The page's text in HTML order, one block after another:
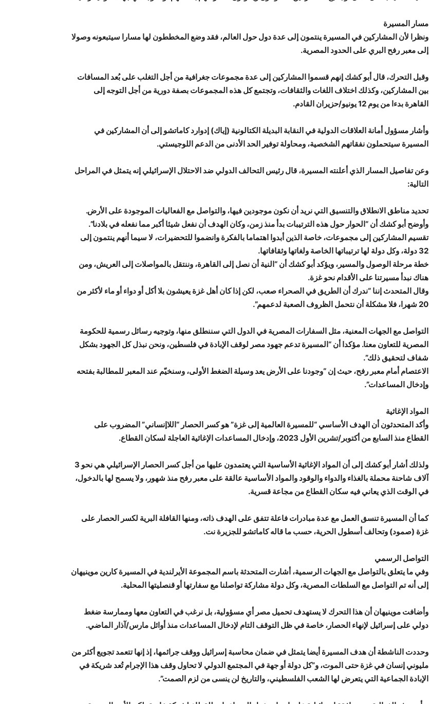
مسار المسيرة
ونظرا لأن المشاركين في المسيرة ينتمون إلى عدة دول حول العالم، فقد وضع المخططون لها مسارا سيتبعونه وصولا
إلى معبر رفح البري على الحدود المصرية.
وقبل التحرك، قال أبو كشك إنهم قسموا المشاركين إلى عدة مجموعات جغرافية من أجل التغلب على بُعد المسافات
بين المشاركين، وكذلك اختلاف اللغات والثقافات، وتجتمع كل هذه المجموعات بصفة دورية من أجل التوجه إلى
القاهرة بدءا من يوم 12 يونيو/حزيران القادم.
وأشار مسؤول أمانة العلاقات الدولية في النقابة البديلة الكتالونية (إياك) إدوارد كاماتشو إلى أن المشاركين في
المسيرة سيتحملون نفقاتهم الشخصية، ومحاولة توفير الحد الأدنى من الدعم اللوجيستي.
وعن تفاصيل المسار الذي أعلنته المسيرة، قال رئيس التحالف الدولي ضد الاحتلال الإسرائيلي إنه يتمثل في المراحل
التالية:
تحديد مناطق الانطلاق والتنسيق التي نريد أن نكون موجودين فيها، والتواصل مع الفعاليات الموجودة على الأرض.
وأوضح أبو كشك أن “الحوار حول هذه الترتيبات بدأ منذ زمن، وكان الهدف أن نفعل شيئا أكبر مما نفعله في بلادنا”.
تقسيم المشاركين إلى مجموعات، خاصة الذين أبدوا اهتماما بالفكرة وانضموا للتحضيرات، لا سيما أنهم ينتمون إلى
32 دولة، وكل دولة لها ترتيباتها الخاصة ولغاتها وثقافاتها.
خطة مرحلة الوصول والمسير، ويؤكد أبو كشك أن “النية أن نصل إلى القاهرة، وننتقل بالمواصلات إلى العريش، ومن
هناك نبدأ مسيرتنا على الأقدام نحو غزة.
وقال المتحدث إننا “ندرك أن الطريق في الصحراء صعب، لكن إذا كان أهل غزة يعيشون بلا أكل أو دواء أو ماء لأكثر من
20 شهرا، فلا مشكلة أن نتحمل الظروف الصعبة لدعمهم”.
التواصل مع الجهات المعنية، مثل السفارات المصرية في الدول التي سننطلق منها، وتوجيه رسائل رسمية للحكومة
المصرية للتعاون معنا. مؤكدا أن “المسيرة تدعم جهود مصر لوقف الإبادة في فلسطين، ونحن نبذل كل الجهود بشكل
شفاف لتحقيق ذلك”.
الاعتصام أمام معبر رفح، حيث إن “وجودنا على الأرض يعد وسيلة الضغط الأولى، وسنخيّم عند المعبر للمطالبة بفتحه
وإدخال المساعدات”.
المواد الإغاثية
وأكد المتحدثون أن الهدف الأساسي “للمسيرة العالمية إلى غزة” هو كسر الحصار “اللاإنساني” المضروب على
القطاع منذ السابع من أكتوبر/تشرين الأول 2023، وإدخال المساعدات الإغاثية العاجلة لسكان القطاع.
ولذلك أشار أبو كشك إلى أن المواد الإغاثية الأساسية التي يعتمدون عليها من أجل كسر الحصار الإسرائيلي هي نحو 3
آلاف شاحنة محملة بالغذاء والدواء والوقود والمواد الأساسية عالقة على معبر رفح منذ شهور، ولا يسمح لها بالدخول،
في الوقت الذي يعاني فيه سكان القطاع من مجاعة قسرية.
كما أن المسيرة تنسق العمل مع عدة مبادرات فاعلة تتفق على الهدف ذاته، ومنها القافلة البرية لكسر الحصار على
غزة (صمود) وتحالف أسطول الحرية، حسب ما قاله كاماتشو للجزيرة نت.
التواصل الرسمي
وفي ما يتعلق بالتواصل مع الجهات الرسمية، أشارت المتحدثة باسم المجموعة الأيرلندية في المسيرة كارين موينيهان
إلى أنه تم التواصل مع السلطات المصرية، وكل دولة مشاركة تواصلنا مع سفارتها أو قنصليتها المحلية.
وأضافت موينيهان أن هذا التحرك لا يستهدف تحميل مصر أي مسؤولية، بل نرغب في التعاون معها وممارسة ضغط
دولي على إسرائيل لإنهاء الحصار، خاصة في ظل التوقف التام لإدخال المساعدات منذ أوائل مارس/آذار الماضي.
وحددت الناشطة أن هدف المسيرة أيضا يتمثل في ضمان محاسبة إسرائيل ووقف جرائمها، إذ إنها تتعمد تجويع أكثر من
مليوني إنسان في غزة حتى الموت، و”كل دولة أو جهة في المجتمع الدولي لا تحاول وقف هذا الإجرام تُعد شريكة في
الإبادة الجماعية التي يتعرض لها الشعب الفلسطيني، والتاريخ لن ينسى من لزم الصمت”.